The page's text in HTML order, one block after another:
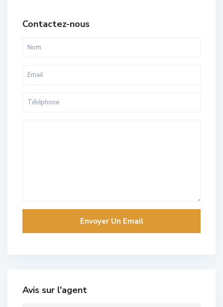
Contactez-nous
Avis sur l'agent